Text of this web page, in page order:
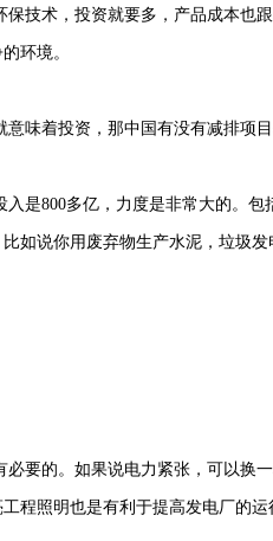
技术，投资就要多，产品成本也
环境。
味着投资，那中国有没有减排项
是800多亿，力度是非常大的。
如说你用废弃物生产水泥，垃圾发
要的。如果说电力紧张，可以换
程照明也是有利于提高发电厂的运